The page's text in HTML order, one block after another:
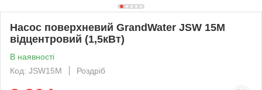
Насос поверхневий GrandWater JSW 15M
відцентровий (1,5кВт)
В наявності
Код: JSW15M
Роздріб